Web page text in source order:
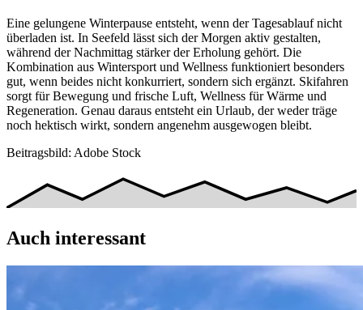
Eine gelungene Winterpause entsteht, wenn der Tagesablauf nicht
überladen ist. In Seefeld lässt sich der Morgen aktiv gestalten,
während der Nachmittag stärker der Erholung gehört. Die
Kombination aus Wintersport und Wellness funktioniert besonders
gut, wenn beides nicht konkurriert, sondern sich ergänzt. Skifahren
sorgt für Bewegung und frische Luft, Wellness für Wärme und
Regeneration. Genau daraus entsteht ein Urlaub, der weder träge
noch hektisch wirkt, sondern angenehm ausgewogen bleibt.
Beitragsbild: Adobe Stock
Auch interessant